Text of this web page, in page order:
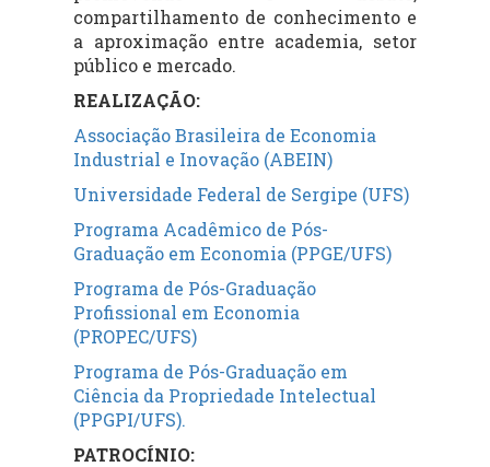
compartilhamento de conhecimento e
a aproximação entre academia, setor
público e mercado.
REALIZAÇÃO:
Associação Brasileira de Economia
Industrial e Inovação (ABEIN)
Universidade Federal de Sergipe (UFS)
Programa Acadêmico de Pós-
Graduação em Economia (PPGE/UFS)
Programa de Pós-Graduação
Profissional em Economia
(PROPEC/UFS)
Programa de Pós-Graduação em
Ciência da Propriedade Intelectual
(PPGPI/UFS).
PATROCÍNIO: